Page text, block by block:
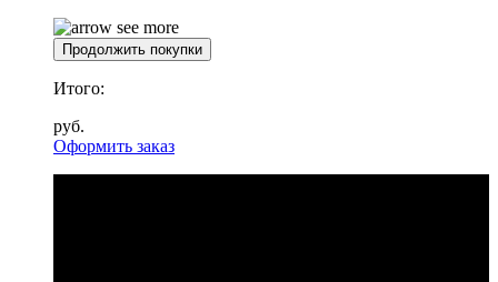
Продолжить покупки
Итого:
руб.
Оформить заказ